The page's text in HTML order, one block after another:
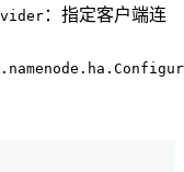
：指定客户端连